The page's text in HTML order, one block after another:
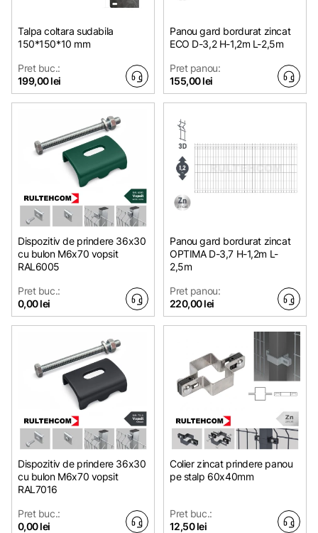
Talpa coltara sudabila
150*150*10 mm
Pret buc.:
199,00 lei
Panou gard bordurat zincat
ECO D-3,2 H-1,2m L-2,5m
Pret panou:
155,00 lei
Dispozitiv de prindere 36x30
cu bulon M6x70 vopsit
RAL6005
Pret buc.:
0,00 lei
Panou gard bordurat zincat
OPTIMA D-3,7 H-1,2m L-
2,5m
Pret panou:
220,00 lei
Dispozitiv de prindere 36x30
cu bulon M6x70 vopsit
RAL7016
Pret buc.:
0,00 lei
Colier zincat prindere panou
pe stalp 60x40mm
Pret buc.:
12,50 lei